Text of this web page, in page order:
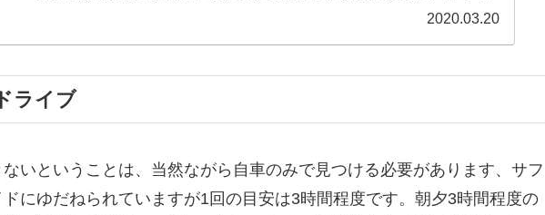
2020.03.20
ライブ
いということは、当然ながら自車のみで見つける必要があります、サフ
にゆだねられていますが1回の目安は3時間程度です。朝夕3時間程度の